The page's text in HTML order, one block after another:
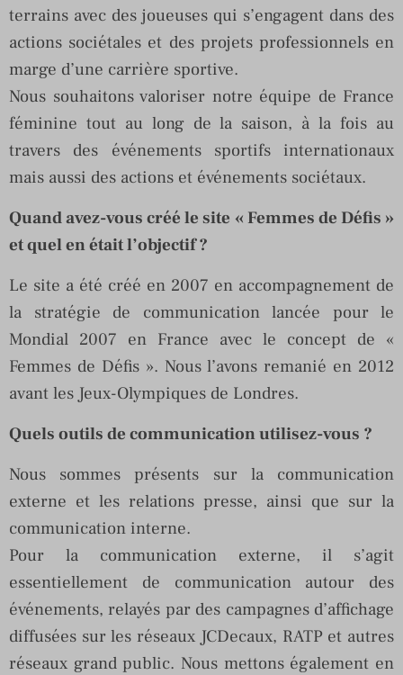
terrains avec des joueuses qui s’engagent dans des
actions sociétales et des projets professionnels en
marge d’une carrière sportive.
Nous souhaitons valoriser notre équipe de France
féminine tout au long de la saison, à la fois au
travers des événements sportifs internationaux
mais aussi des actions et événements sociétaux.
Quand avez-vous créé le site « Femmes de Défis »
et quel en était l’objectif ?
Le site a été créé en 2007 en accompagnement de
la stratégie de communication lancée pour le
Mondial 2007 en France avec le concept de «
Femmes de Défis ». Nous l’avons remanié en 2012
avant les Jeux-Olympiques de Londres.
Quels outils de communication utilisez-vous ?
Nous sommes présents sur la communication
externe et les relations presse, ainsi que sur la
communication interne.
Pour la communication externe, il s’agit
essentiellement de communication autour des
événements, relayés par des campagnes d’affichage
diffusées sur les réseaux JCDecaux, RATP et autres
réseaux grand public. Nous mettons également en